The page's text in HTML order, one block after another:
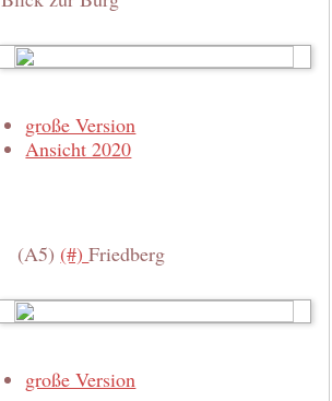
große Version
Ansicht 2020
(A5) (#)Friedberg
große Version